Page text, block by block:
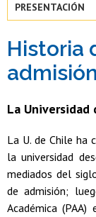
PRESENTACIÓN
Historia
admisión
La Universidad
La U. de Chile ha
la universidad
mediados del
de admisión;
Académica